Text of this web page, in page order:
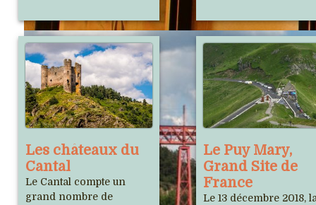
Les châteaux du
Cantal
Le Cantal compte un
grand nombre de
Le Puy Mary,
Grand Site de
France
Le 13 décembre 2018,